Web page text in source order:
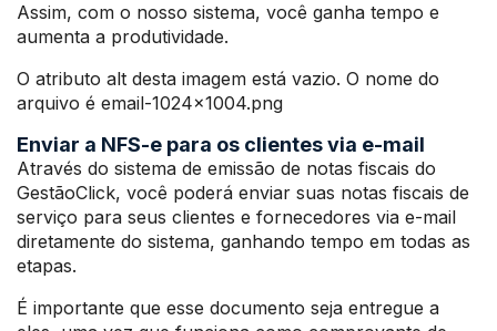
Assim, com o nosso sistema, você ganha tempo e
aumenta a produtividade.
O atributo alt desta imagem está vazio. O nome do
arquivo é email-1024×1004.png
Enviar a NFS-e para os clientes via e-mail
Através do sistema de emissão de notas fiscais do
GestãoClick, você poderá enviar suas notas fiscais de
serviço para seus clientes e fornecedores via e-mail
diretamente do sistema, ganhando tempo em todas as
etapas.
É importante que esse documento seja entregue a